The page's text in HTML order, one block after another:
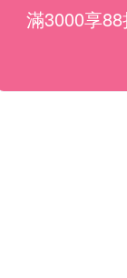
滿3000享